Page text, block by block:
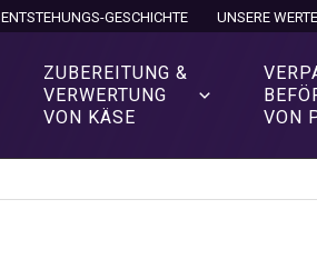
ENTSTEHUNGS-GESCHICHTE UNSERE
ZUBEREITUNG &
VERWERTUNG
VON KÄSE
VON